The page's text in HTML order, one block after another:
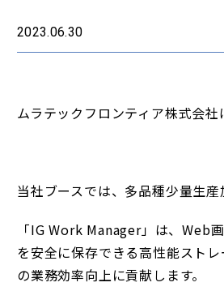
2023.06.30
ムラテックフロンティア株式会
当社ブースでは、多品種少量生
「IG Work Manager」は、Web
を安全に保存できる高性能スト
の業務効率向上に貢献します。